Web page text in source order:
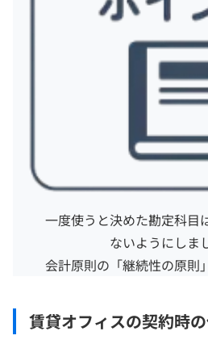
一度使うと決めた勘定科目
ないようにしま
会計原則の「継続性の原則
賃貸オフィスの契約時